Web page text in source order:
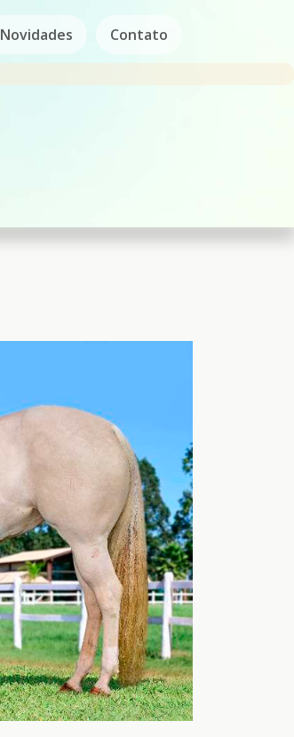
Novidades Contato